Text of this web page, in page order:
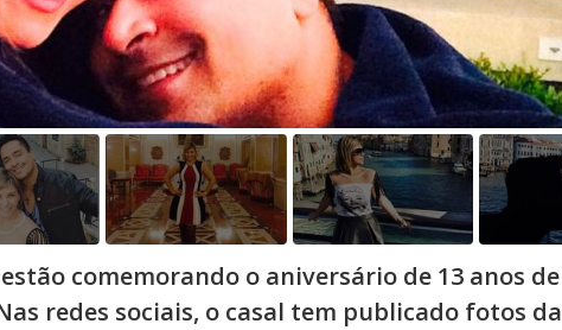
comemorando o aniversário de 13 anos de
redes sociais, o casal tem publicado fotos da